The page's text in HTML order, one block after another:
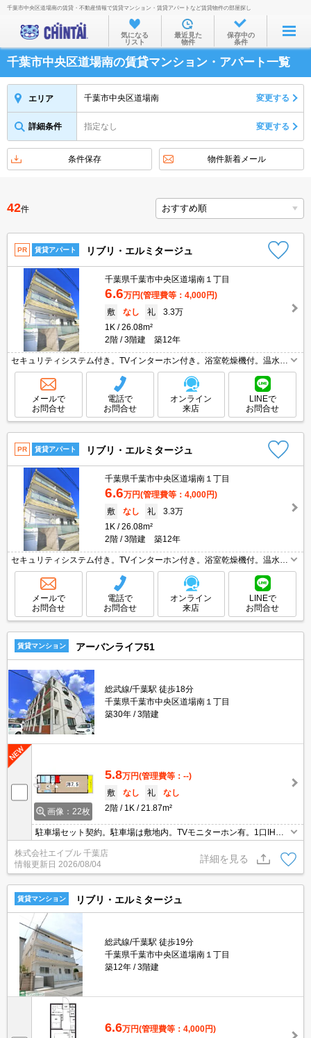
お部屋を探す
沿線・駅から
住所から
家賃相場から
物件特集から
不動産会社から
TOP
千葉市中央区道場南の賃貸・不動産情報で賃貸マンション・賃貸アパートなど賃貸物件の部屋探し
気になる
リスト
最近見た
物件
保存中の
条件
千葉市中央区道場南の賃貸マンション・アパート一覧
エリア 千葉市中央区道場南 変更する
詳細条件 指定なし 変更する
条件保存 物件新着メール
42件
PR 賃貸アパート リブリ・エルミタージュ
千葉県千葉市中央区道場南１丁目
6.6万円(管理費等：4,000円)
敷
なし 礼
3.3万
1K
26.08m²
2階
3階建 築12年
セキュリティシステム付き。TVインターホン付き。浴室乾燥機付。温水洗
浄便座付き。独立洗面台。システムキッチン。2口ガスコンロ付。防犯シ
ャッター。宅配ボックスあり。仲介手数料家賃の0.55ヵ月分。
メールで
お問合せ
電話で
お問合せ
オンライン
来店
LINEで
お問合せ
PR 賃貸アパート リブリ・エルミタージュ
千葉県千葉市中央区道場南１丁目
6.6万円(管理費等：4,000円)
敷
なし 礼
3.3万
1K
26.08m²
2階
3階建 築12年
セキュリティシステム付き。TVインターホン付き。浴室乾燥機付。温水洗
浄便座付き。独立洗面台。システムキッチン。2口ガスコンロ付。防犯シ
ャッター。宅配ボックスあり。仲介手数料家賃の0.55ヵ月分。
メールで
お問合せ
電話で
お問合せ
オンライン
来店
LINEで
お問合せ
賃貸マンション アーバンライフ51
総武線/千葉駅 徒歩18分
千葉県千葉市中央区道場南１丁目
築30年
3階建
画像：22枚
5.8万円(管理費等：--)
敷
なし 礼
なし
2階
1K 21.87m²
駐車場セット契約。駐車場は敷地内。TVモニターホン有。1口IHコ
ンロ付。スーパーへ240m。郵便局へ250m。ファミリーマートへ30
0m。ウエルシアまで650m。仲介手数料家賃の0.55ヵ月分。
株式会社エイブル 千葉店
情報更新日 2026/08/04
詳細を見る
賃貸マンション リブリ・エルミタージュ
総武線/千葉駅 徒歩19分
千葉県千葉市中央区道場南１丁目
築12年
3階建
6.6万円(管理費等：4,000円)